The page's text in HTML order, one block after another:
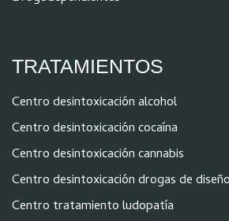
TRATAMIENTOS
Centro desintoxicación alcohol
Centro desintoxicación cocaína
Centro desintoxicación cannabis
Centro desintoxicación drogas de diseño
Centro tratamiento ludopatía